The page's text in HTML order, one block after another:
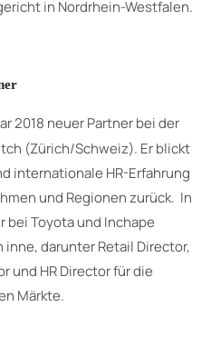
in Nordrhein-Westfalen.
2018 neuer Partner bei der
(Zürich/Schweiz). Er blickt
internationale HR-Erfahrung
und Regionen zurück. In
bei Toyota und Inchape
darunter Retail Director,
und HR Director für die
Märkte.